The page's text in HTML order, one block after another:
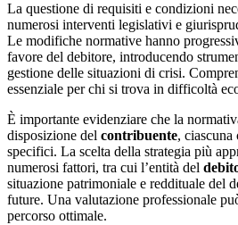
La questione di requisiti e condizioni
numerosi interventi legislativi e
Le modifiche normative hanno
favore del debitore, introducendo
gestione delle situazioni di crisi.
essenziale per chi si trova in difficoltà
È importante evidenziare che la
disposizione del contribuente, ciascuna
specifici. La scelta della strategia più
numerosi fattori, tra cui l’entità del
situazione patrimoniale e reddituale del
future. Una valutazione professionale
percorso ottimale.